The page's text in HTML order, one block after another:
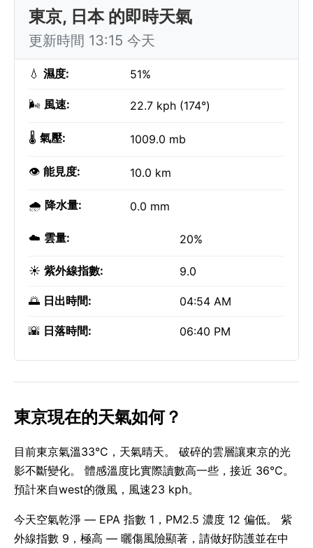
東京, 日本 的即時天氣
更新時間 13:15 今天
💧 濕度: 51%
🌬️ 風速: 22.7 kph (174°)
🌡️ 氣壓: 1009.0 mb
👁️ 能見度: 10.0 km
🌧️ 降水量: 0.0 mm
☁️ 雲量: 20%
☀️ 紫外線指數: 9.0
🌅 日出時間: 04:54 AM
🌇 日落時間: 06:40 PM
東京現在的天氣如何？
目前東京氣溫33°C，天氣晴天。 破碎的雲層讓東京的光
影不斷變化。 體感溫度比實際讀數高一些，接近 36°C。
預計來自west的微風，風速23 kph。
今天空氣乾淨 — EPA 指數 1，PM2.5 濃度 12 偏低。 紫
外線指數 9，極高 — 曬傷風險顯著，請做好防護並在中